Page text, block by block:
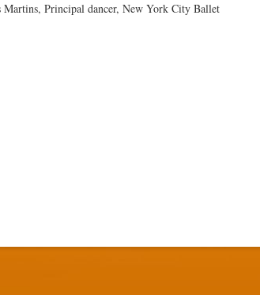
Martins, Principal dancer, New York City Ballet